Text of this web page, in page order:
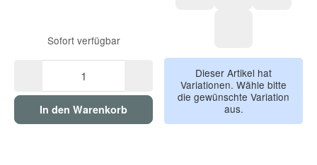
Sofort verfügbar
In den Warenkorb
Dieser Artikel hat
Variationen. Wähle bitte
die gewünschte Variation
aus.